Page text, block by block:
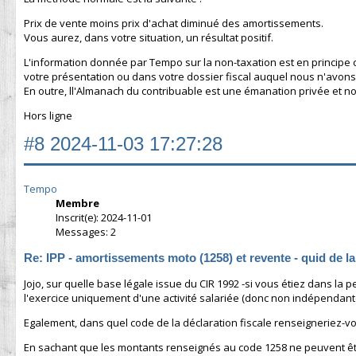
Prix de vente moins prix d'achat diminué des amortissements.
Vous aurez, dans votre situation, un résultat positif.
L'information donnée par Tempo sur la non-taxation est en
votre présentation ou dans votre dossier fiscal auquel nous
En outre, ll'Almanach du contribuable est une émanation privée et
Hors ligne
#8 2024-11-03 17:27:28
Tempo
Membre
Inscrit(e): 2024-11-01
Messages: 2
Re: IPP - amortissements moto (1258) et revente - quid de
Jojo, sur quelle base légale issue du CIR 1992 -si vous étiez dans
l'exercice uniquement d'une activité salariée (donc non
Egalement, dans quel code de la déclaration fiscale renseigneriez-
En sachant que les montants renseignés au code 1258 ne peuvent